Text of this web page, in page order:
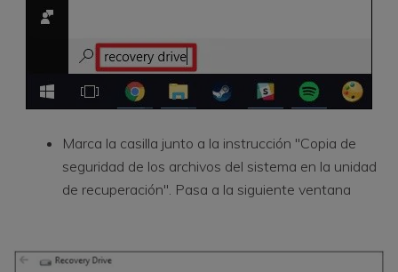
Marca la casilla junto a la instrucción "Copia de
seguridad de los archivos del sistema en la unidad
de recuperación". Pasa a la siguiente ventana